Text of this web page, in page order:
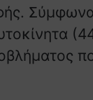
Σύμφωνα